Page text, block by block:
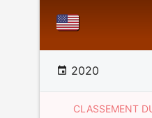
2020
CLASSEMENT